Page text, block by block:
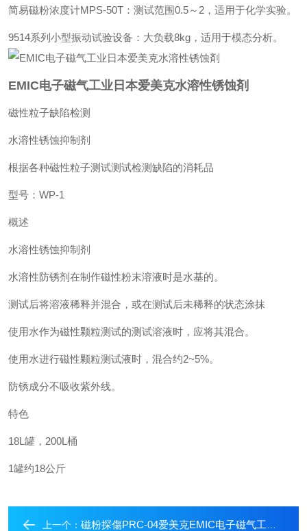
‌简易磁粉浓度计MPS-50T‌：测试范围0.5～2，适用于化学实验。
‌9514系列小型振动试验设备‌：大负载8kg，适用于模态分析。
EMIC电子磁气工业日本爱美克水溶性锈蚀剤
磁性粒子缺陷检测
水溶性锈蚀抑制剂
根据各种磁性粒子测试测试检测缺陷的消耗品
型号：WP-1
概述
水溶性锈蚀抑制剂
水溶性防锈剂在制作磁性粉末溶液时是水基的。
测试后将溶液稀释并混合，或在测试后未稀释的状态涂抹
使用水作为磁性颗粒测试的测试溶液时，应将其混合。
使用水进行磁性颗粒测试液时，混合约2~5%。
防锈成分不吸收紫外线。
特色
18L罐，200L桶
1罐约18公斤
上一个： 磁粉探傷PRC-04爱美克EMIC电子磁气工业水溶性磁粉分散剤